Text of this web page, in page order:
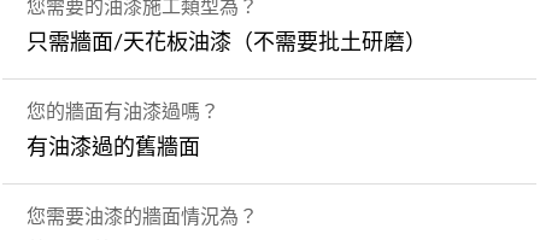
您需要的油漆施工類型為？
只需牆面/天花板油漆（不需要批土研磨）
您的牆面有油漆過嗎？
有油漆過的舊牆面
您需要油漆的牆面情況為？